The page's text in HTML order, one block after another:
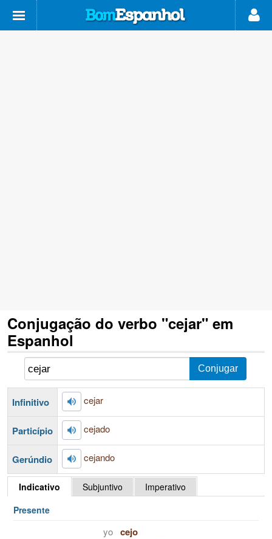
Conjugação do verbo "cejar" em
Espanhol
Infinitivo cejar
Particípio cejado
Gerúndio cejando
Indicativo Subjuntivo
Imperativo
Presente
yo cejo